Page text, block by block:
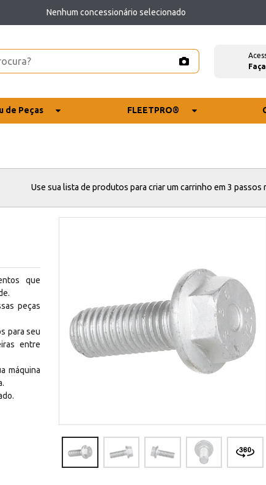
Nenhum concessionário selecionado
de Peças FLEETPRO®
Use sua lista de produtos para criar um carrinho em 3 passos
que
peças
para seu
entre
máquina